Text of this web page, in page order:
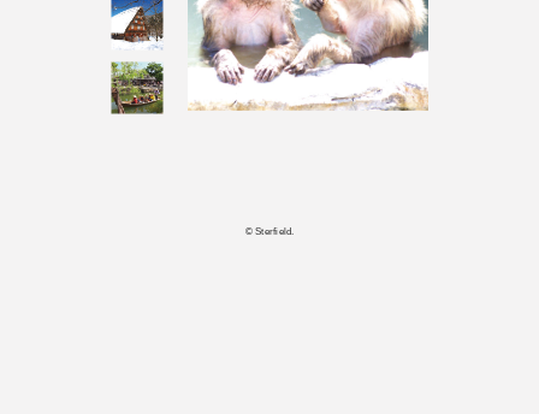
© Sterfield.